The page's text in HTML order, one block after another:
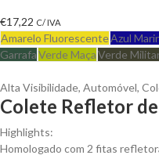
€17,22 C/ IVA
Amarelo FluorescenteAzul
GarrafaVerde MaçaVerde
Alta Visibilidade, Automóvel,
Colete Refletor
Highlights:
Homologado com 2 fitas